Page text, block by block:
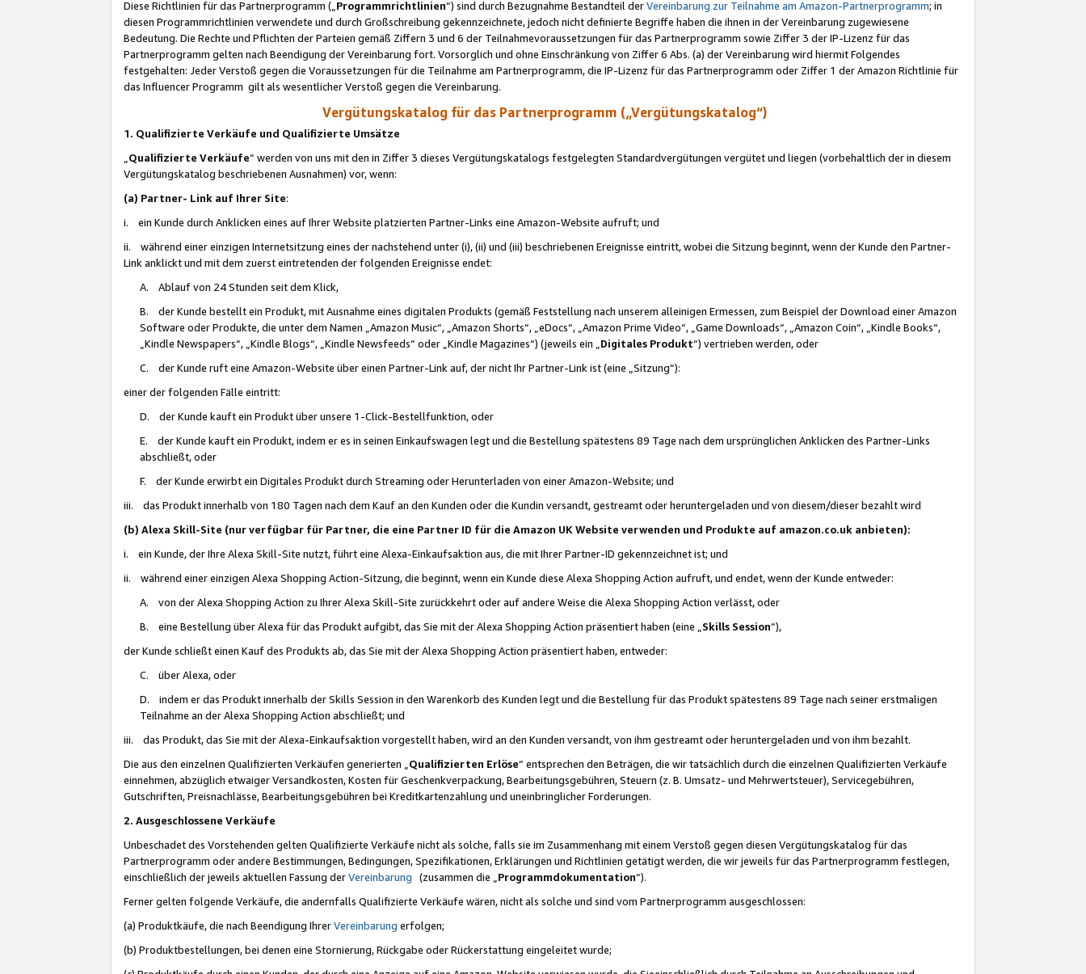
Diese Richtlinien für das Partnerprogramm („Programmrichtlinien“) sind durch Bezugnahme Bestandteil derVereinbarung zur Teilnahme am Amazon-Partnerprogramm; in
diesen Programmrichtlinien verwendete und durch Großschreibung gekennzeichnete, jedoch nicht definierte Begriffe haben die ihnen in der Vereinbarung zugewiesene
Bedeutung. Die Rechte und Pflichten der Parteien gemäß Ziffern 3 und 6 der Teilnahmevoraussetzungen für das Partnerprogramm sowie Ziffer 3 der IP-Lizenz für das
Partnerprogramm gelten nach Beendigung der Vereinbarung fort. Vorsorglich und ohne Einschränkung von Ziffer 6 Abs. (a) der Vereinbarung wird hiermit Folgendes
festgehalten: Jeder Verstoß gegen die Voraussetzungen für die Teilnahme am Partnerprogramm, die IP-Lizenz für das Partnerprogramm oder Ziffer 1 der Amazon Richtlinie für
das Influencer Programm gilt als wesentlicher Verstoß gegen die Vereinbarung.
Vergütungskatalog für das Partnerprogramm („Vergütungskatalog“)
1. Qualifizierte Verkäufe und Qualifizierte Umsätze
Qualifizierte Verkäufe“ werden von uns mit den in Ziffer 3 dieses Vergütungskatalogs festgelegten Standardvergütungen vergütet und liegen (vorbehaltlich der in diesem
Vergütungskatalog beschriebenen Ausnahmen) vor, wenn:
(a) Partner- Link auf Ihrer Site:
i. ein Kunde durch Anklicken eines auf Ihrer Website platzierten Partner-Links eine Amazon-Website aufruft; und
ii. während einer einzigen Internetsitzung eines der nachstehend unter (i), (ii) und (iii) beschriebenen Ereignisse eintritt, wobei die Sitzung beginnt, wenn der Kunde den Partner-
Link anklickt und mit dem zuerst eintretenden der folgenden Ereignisse endet:
A. Ablauf von 24 Stunden seit dem Klick,
B. der Kunde bestellt ein Produkt, mit Ausnahme eines digitalen Produkts (gemäß Feststellung nach unserem alleinigen Ermessen, zum Beispiel der Download einer Amazon
Software oder Produkte, die unter dem Namen „Amazon Music“, „Amazon Shorts“, „eDocs“, „Amazon Prime Video“, „Game Downloads“, „Amazon Coin“, „Kindle Books“,
„Kindle Newspapers“, „Kindle Blogs“, „Kindle Newsfeeds“ oder „Kindle Magazines“) (jeweils ein „ Digitales Produkt“) vertrieben werden, oder
C. der Kunde ruft eine Amazon-Website über einen Partner-Link auf, der nicht Ihr Partner-Link ist (eine „Sitzung“):
einer der folgenden Fälle eintritt:
D. der Kunde kauft ein Produkt über unsere 1-Click-Bestellfunktion, oder
E. der Kunde kauft ein Produkt, indem er es in seinen Einkaufswagen legt und die Bestellung spätestens 89 Tage nach dem ursprünglichen Anklicken des Partner-Links
abschließt, oder
F. der Kunde erwirbt ein Digitales Produkt durch Streaming oder Herunterladen von einer Amazon-Website; und
iii. das Produkt innerhalb von 180 Tagen nach dem Kauf an den Kunden oder die Kundin versandt, gestreamt oder heruntergeladen und von diesem/dieser bezahlt wird
(b) Alexa Skill-Site (nur verfügbar für Partner, die eine Partner ID für die Amazon UK Website verwenden und Produkte auf amazon.co.uk anbieten):
i. ein Kunde, der Ihre Alexa Skill-Site nutzt, führt eine Alexa-Einkaufsaktion aus, die mit Ihrer Partner-ID gekennzeichnet ist; und
ii. während einer einzigen Alexa Shopping Action-Sitzung, die beginnt, wenn ein Kunde diese Alexa Shopping Action aufruft, und endet, wenn der Kunde entweder:
A. von der Alexa Shopping Action zu Ihrer Alexa Skill-Site zurückkehrt oder auf andere Weise die Alexa Shopping Action verlässt, oder
B. eine Bestellung über Alexa für das Produkt aufgibt, das Sie mit der Alexa Shopping Action präsentiert haben (eine „ Skills Session“),
der Kunde schließt einen Kauf des Produkts ab, das Sie mit der Alexa Shopping Action präsentiert haben, entweder:
C. über Alexa, oder
D. indem er das Produkt innerhalb der Skills Session in den Warenkorb des Kunden legt und die Bestellung für das Produkt spätestens 89 Tage nach seiner erstmaligen
Teilnahme an der Alexa Shopping Action abschließt; und
iii. das Produkt, das Sie mit der Alexa-Einkaufsaktion vorgestellt haben, wird an den Kunden versandt, von ihm gestreamt oder heruntergeladen und von ihm bezahlt.
Die aus den einzelnen Qualifizierten Verkäufen generierten „ Qualifizierten Erlöse“ entsprechen den Beträgen, die wir tatsächlich durch die einzelnen Qualifizierten Verkäufe
einnehmen, abzüglich etwaiger Versandkosten, Kosten für Geschenkverpackung, Bearbeitungsgebühren, Steuern (z. B. Umsatz- und Mehrwertsteuer), Servicegebühren,
Gutschriften, Preisnachlässe, Bearbeitungsgebühren bei Kreditkartenzahlung und uneinbringlicher Forderungen.
2. Ausgeschlossene Verkäufe
Unbeschadet des Vorstehenden gelten Qualifizierte Verkäufe nicht als solche, falls sie im Zusammenhang mit einem Verstoß gegen diesen Vergütungskatalog für das
Partnerprogramm oder andere Bestimmungen, Bedingungen, Spezifikationen, Erklärungen und Richtlinien getätigt werden, die wir jeweils für das Partnerprogramm festlegen,
einschließlich der jeweils aktuellen Fassung derVereinbarung (zusammen die „ Programmdokumentation“).
Ferner gelten folgende Verkäufe, die andernfalls Qualifizierte Verkäufe wären, nicht als solche und sind vom Partnerprogramm ausgeschlossen:
(a) Produktkäufe, die nach Beendigung IhrerVereinbarung erfolgen;
(b) Produktbestellungen, bei denen eine Stornierung, Rückgabe oder Rückerstattung eingeleitet wurde;